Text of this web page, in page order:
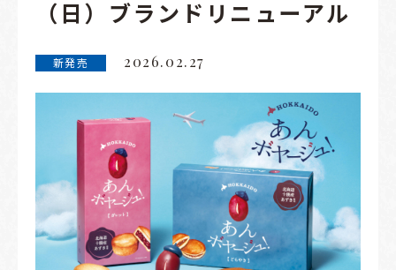
（日）ブランドリニューアル
新発売 2026.02.27